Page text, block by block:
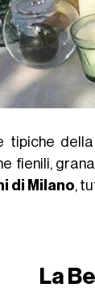
tipiche
fienili,
di Milano,
La